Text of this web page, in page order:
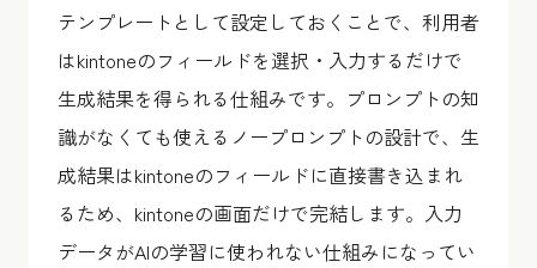
テンプレートとして設定しておくことで、利用者
はkintoneのフィールドを選択・入力するだけで
生成結果を得られる仕組みです。プロンプトの知
識がなくても使えるノープロンプトの設計で、生
成結果はkintoneのフィールドに直接書き込まれ
るため、kintoneの画面だけで完結します。入力
データがAIの学習に使われない仕組みになってい